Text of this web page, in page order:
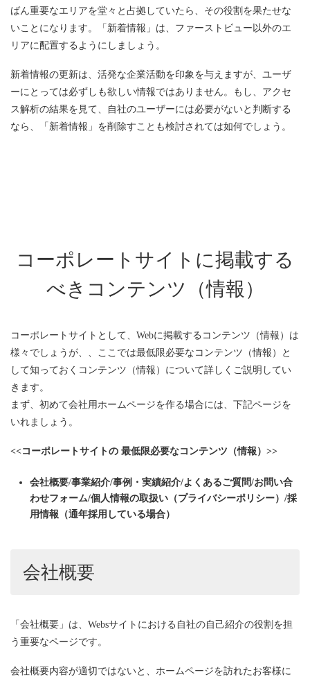
ばん重要なエリアを堂々と占拠していたら、その役割を果たせな
いことになります。「新着情報」は、ファーストビュー以外のエ
リアに配置するようにしましょう。
新着情報の更新は、活発な企業活動を印象を与えますが、ユーザ
ーにとっては必ずしも欲しい情報ではありません。もし、アクセ
ス解析の結果を見て、自社のユーザーには必要がないと判断する
なら、「新着情報」を削除すことも検討されては如何でしょう。
コーポレートサイトに掲載する
べきコンテンツ（情報）
コーポレートサイトとして、Webに掲載するコンテンツ（情報）は
様々でしょうが、、ここでは最低限必要なコンテンツ（情報）と
して知っておくコンテンツ（情報）について詳しくご説明してい
きます。
まず、初めて会社用ホームページを作る場合には、下記ページを
いれましょう。
<<コーポレートサイトの 最低限必要なコンテンツ（情報）>>
会社概要/事業紹介/事例・実績紹介/よくあるご質問/お問い合
わせフォーム/個人情報の取扱い（プライバシーポリシー）/採
用情報（通年採用している場合）
会社概要
「会社概要」は、Websサイトにおける自社の自己紹介の役割を担
う重要なページです。
会社概要内容が適切ではないと、ホームページを訪れたお客様に